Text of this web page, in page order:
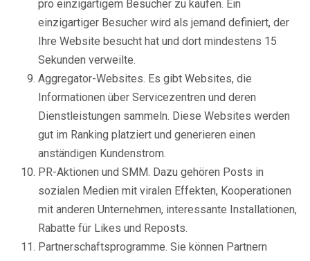
pro einzigartigem Besucher zu kaufen. Ein
einzigartiger Besucher wird als jemand definiert, der
Ihre Website besucht hat und dort mindestens 15
Sekunden verweilte.
Aggregator-Websites. Es gibt Websites, die
Informationen über Servicezentren und deren
Dienstleistungen sammeln. Diese Websites werden
gut im Ranking platziert und generieren einen
anständigen Kundenstrom.
PR-Aktionen und SMM. Dazu gehören Posts in
sozialen Medien mit viralen Effekten, Kooperationen
mit anderen Unternehmen, interessante Installationen,
Rabatte für Likes und Reposts.
Partnerschaftsprogramme. Sie können Partnern